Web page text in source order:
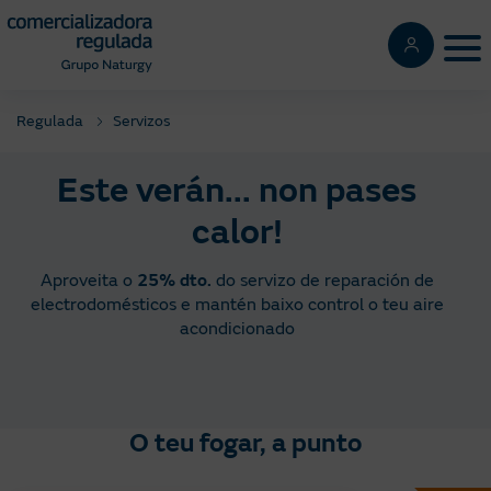
Pasar
contenido
Regulada Servizos
Este verán... non pases
calor!
Aproveita o 25% dto. do servizo de reparación de
electrodomésticos e mantén baixo control o teu aire
acondicionado
O teu fogar, a punto